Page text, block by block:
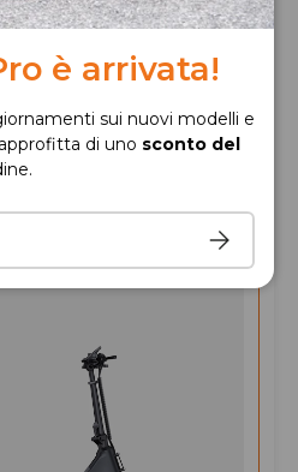
è arrivata!
sui nuovi modelli e
di uno sconto del
Iscriviti